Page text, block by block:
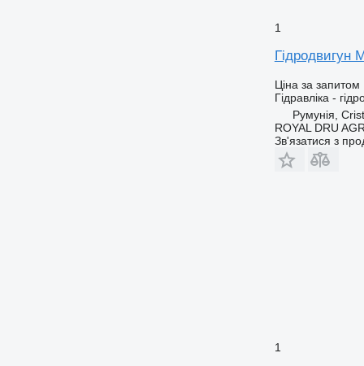
1
Гідродвигун
Ціна за запитом
Гідравліка -
Румунія,
ROYAL DRU
Зв'язатися з
1